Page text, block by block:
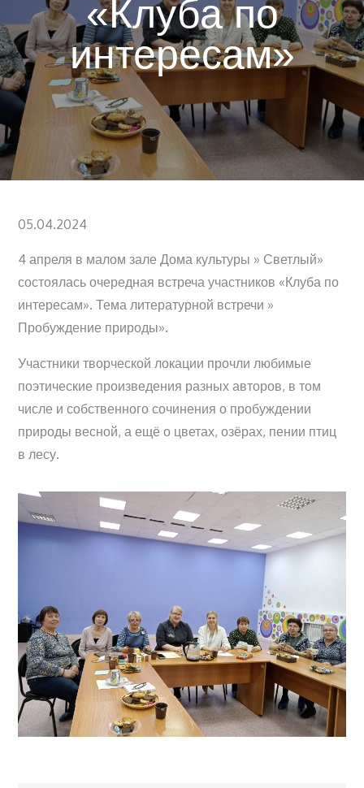
«Клуба по
интересам»
Posted
05.04.2024
4 апреля в малом зале Дома культуры » Светлый»
состоялась очередная встреча участников «Клуба по
интересам». Тема литературной встречи »
Пробуждение природы».
Участники творческой локации прочли любимые
поэтические произведения разных авторов, в том
числе и собственного сочинения о пробуждении
природы весной, а ещё о цветах, озёрах, пении птиц
в лесу.